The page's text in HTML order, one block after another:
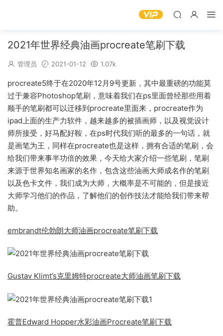
2021年世界经典油画procreate笔刷下载
管理员 2021-01-12 1.07k
procreate5终于在2020年12月9号更新，其中最重磅的功能莫
过于兼容Photoshop笔刷，意味着我们在ps里面曾经那些用着
顺手的笔刷都可以迁移到procreate里面来，procreate作为
ipad上面的生产力软件，越来越多的被插画师，以及视觉设计
师所接受，好马配好鞍，在ps时代我们听的最多的一句话，就
是画笔为王，同样在procreate也是这样，拥有合适的笔刷，会
给我们带来事半功倍的效果，今天给大家介绍一些笔刷，笔刷
来源于世界知名画家的名作，包含这些油画大师成名作的笔刷
以及色卡文件，我们成为大师，大概率是不可能的，但是接近
大师学习他们的作品，了解他们的创作技法才能给我们带来帮
助。
embrandt伦勃朗大师油画procreate笔刷下载
Gustav Klimt’s克里姆特procreate大师油画笔刷下载
霍普Edward Hopper水彩油画Procreate笔刷下载